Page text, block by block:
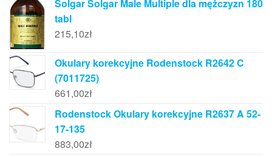
Solgar Solgar Male Multiple dla mężczyzn 180
tabl
215,10zł
Okulary korekcyjne Rodenstock R2642 C
(7011725)
661,00zł
Rodenstock Okulary korekcyjne R2637 A 52-
17-135
883,00zł